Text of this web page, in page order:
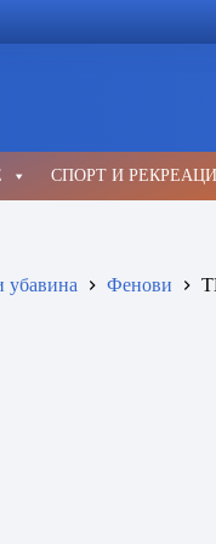
СПОРТ И
убавина Фенови